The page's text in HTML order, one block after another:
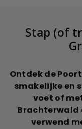
Stap (of
Ontdek de
smakelijke en
voet of
Brachterwald
verwend